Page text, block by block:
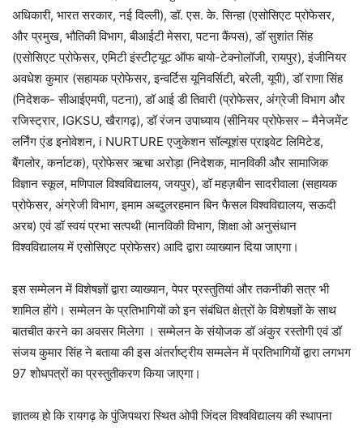
अधिकारी, भारत सरकार, नई दिल्ली), डॉ. एस. के. सिन्हा (एसोसिएट प्रोफेसर,
और प्रमुख, भौतिकी विभाग, बीआईटी मेसरा, पटना कैंपस), डॉ सुशांत सिंह
(एसोसिएट प्रोफेसर, एमिटी इंस्टीट्यूट ऑफ बायो-टेक्नोलॉजी, रायपुर), इंजीनियर
अवधेश कुमार (सहायक प्रोफेसर, इन्वर्टिस यूनिवर्सिटी, बरेली, यूपी), डॉ राणा सिंह
(निदेशक- सीआईएमपी, पटना), डॉ आई डी तिवारी (प्रोफेसर, अंग्रेजी विभाग और
रजिस्ट्रार, IGKSU, खैरागढ़), डॉ रंजन उपाध्याय (सीनियर प्रोफेसर – मैनेजमेंट
लर्निंग एंड इनोवेशन, i NURTURE एजुकेशन सॉल्यूशंस प्राइवेट लिमिटेड,
बैंगलोर, कर्नाटक), प्रोफेसर ऋचा अरोड़ा (निदेशक, मानविकी और सामाजिक
विज्ञान स्कूल, मणिपाल विश्वविद्यालय, जयपुर), डॉ महज़बीन सादरीवाला (सहायक
प्रोफेसर, अंग्रेजी विभाग, इमाम अब्दुलरहमान बिन फैसल विश्वविद्यालय, सऊदी
अरब) एवं डॉ स्वयं प्रभा सत्पथी (मानविकी विभाग, शिक्षा ओ अनुसंधान
विश्वविद्यालय में एसोसिएट प्रोफेसर) आदि द्वारा व्याख्यान दिया जाएगा।
इस सम्मेलन में विशेषज्ञों द्वारा व्याख्यान, पेपर प्रस्तुतियां और तकनीकी सत्र भी
शामिल होंगे। सम्मेलन के प्रतिभागियों को इन संबंधित क्षेत्रों के विशेषज्ञों के साथ
बातचीत करने का अवसर मिलेगा । सम्मेलन के संयोजक डॉ अंकुर रस्तोगी एवं डॉ
संजय कुमार सिंह ने बताया की इस अंतर्राष्ट्रीय सम्मलेन में प्रतिभागियों द्वारा लगभग
97 शोधपत्रों का प्रस्तुतीकरण किया जाएगा।
ज्ञातव्य हो कि रायगढ़ के पुंजिपथरा स्थित ओपी जिंदल विश्वविद्यालय की स्थापना